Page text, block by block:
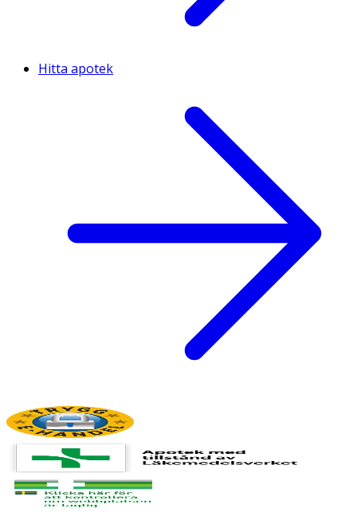
Hitta apotek